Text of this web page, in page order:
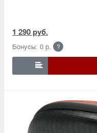
1 290 руб.
Бонусы: 0 р. ?
